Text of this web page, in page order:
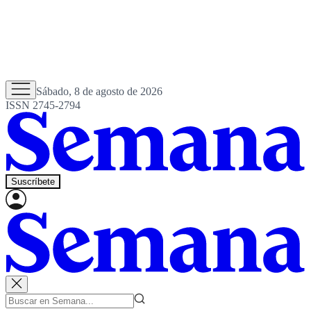
Sábado, 8 de agosto de 2026
ISSN 2745-2794
Suscríbete